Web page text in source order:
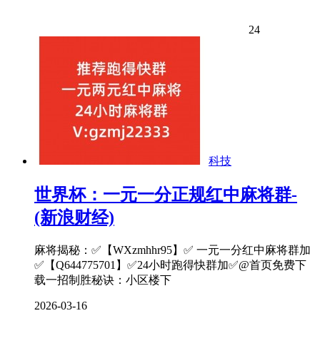
24
科技
世界杯：一元一分正规红中麻将群-
(新浪财经)
麻将揭秘：✅【WXzmhhr95】✅ 一元一分红中麻将群加
✅【Q644775701】✅24小时跑得快群加✅@首页免费下
载一招制胜秘诀：小区楼下
2026-03-16